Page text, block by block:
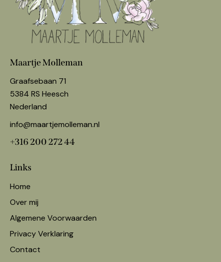
Maartje Molleman
Graafsebaan 71
5384 RS Heesch
Nederland
info@maartjemolleman.nl
+316 200 272 44
Links
Home
Over mij
Algemene Voorwaarden
Privacy Verklaring
Contact